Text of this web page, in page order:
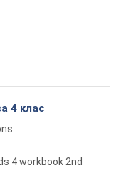
4 клас
4 workbook 2nd